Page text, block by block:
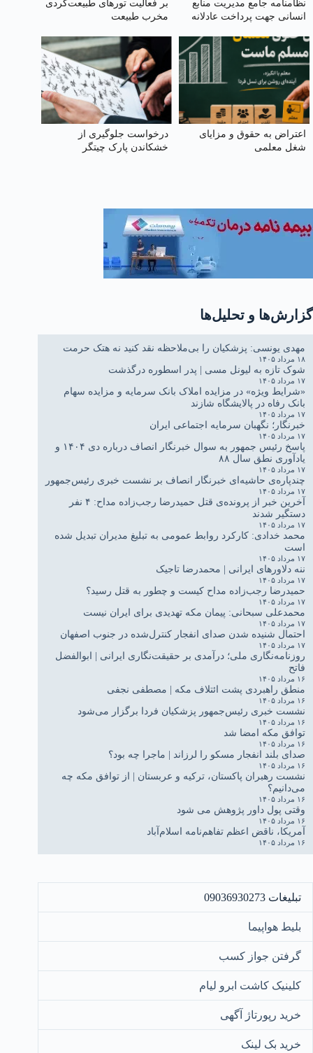
نظامنامه جامع مدیریت منابع
انسانی جهت پرداخت عادلانه
شهرداری‌های کشور
بر فعالیت تورهای طبیعت‌گردی
مخرب طبیعت
اعتراض به حقوق و مزایای
شغل معلمی
درخواست جلوگیری از
خشکاندن پارک چیتگر
گزارش‌ها و تحلیل‌ها
مهدی یونسی: پزشکیان را بی‌ملاحظه نقد کنید نه هتک حرمت
۱۸ مرداد ۱۴۰۵
شوک تازه به لیونل مسی | پدر اسطوره درگذشت
۱۷ مرداد ۱۴۰۵
«شرایط ویژه» در مزایده املاک بانک سرمایه و مزایده سهام
بانک رفاه در پالایشگاه شازند
۱۷ مرداد ۱۴۰۵
خبرنگار؛ نگهبان سرمایه اجتماعی ایران
۱۷ مرداد ۱۴۰۵
پاسخ رئیس جمهور به سوال خبرنگار انصاف درباره دی ۱۴۰۴ و
یادآوری نطق سال ۸۸
۱۷ مرداد ۱۴۰۵
چندپاره‌ی حاشیه‌ای خبرنگار انصاف بر نشست خبری رئیس‌جمهور
۱۷ مرداد ۱۴۰۵
آخرین خبر از پرونده‌ی قتل حمیدرضا رجب‌زاده مداح: ۴ نفر
دستگیر شدند
۱۷ مرداد ۱۴۰۵
محمد خدادی: کارکرد روابط عمومی به تبلیغ مدیران تبدیل شده
است
۱۷ مرداد ۱۴۰۵
ننه دلاورهای ایرانی | محمدرضا تاجیک
۱۷ مرداد ۱۴۰۵
حمیدرضا رجب‌زاده مداح کیست و چطور به قتل رسید؟
۱۷ مرداد ۱۴۰۵
محمدعلی سبحانی: پیمان مکه تهدیدی برای ایران نیست
۱۷ مرداد ۱۴۰۵
احتمال شنیده شدن صدای انفجار کنترل‌شده در جنوب اصفهان
۱۷ مرداد ۱۴۰۵
روزنامه‌نگاری ملی؛ درآمدی بر حقیقت‌نگاری ایرانی | ابوالفضل
فاتح
۱۶ مرداد ۱۴۰۵
منطق راهبردی پشت ائتلاف مکه | مصطفی نجفی
۱۶ مرداد ۱۴۰۵
نشست خبری رئیس‌جمهور پزشکیان فردا برگزار می‌شود
۱۶ مرداد ۱۴۰۵
توافق مکه امضا شد
۱۶ مرداد ۱۴۰۵
صدای بلند انفجار مسکو را لرزاند | ماجرا چه بود؟
۱۶ مرداد ۱۴۰۵
نشست رهبران پاکستان، ترکیه و عربستان | از توافق مکه چه
می‌دانیم؟
۱۶ مرداد ۱۴۰۵
وقتی پول داور پژوهش می شود
۱۶ مرداد ۱۴۰۵
آمریکا، ناقض اعظم تفاهم‌نامه اسلام‌آباد
۱۶ مرداد ۱۴۰۵
تبلیغات 09036930273
بلیط هواپیما
گرفتن جواز کسب
کلینیک کاشت ابرو لیام
خرید رپورتاژ آگهی
خرید بک لینک